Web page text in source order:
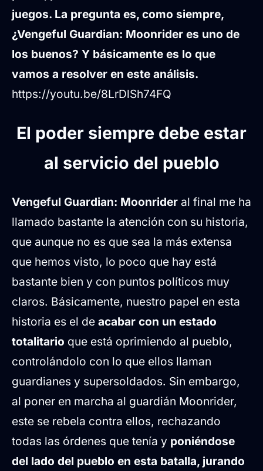
juegos. La pregunta es, como siempre,
¿Vengeful Guardian: Moonrider es uno de
los buenos? Y básicamente es lo que
vamos a resolver en este análisis.
https://youtu.be/8LrDlSh74FQ
El poder siempre debe estar
al servicio del pueblo
Vengeful Guardian: Moonrider al final me ha
llamado bastante la atención con su historia,
que aunque no es que sea la más extensa
que hemos visto, lo poco que hay está
bastante bien y con puntos políticos muy
claros. Básicamente, nuestro papel en esta
historia es el de acabar con un estado
totalitario que está oprimiendo al pueblo,
controlándolo con lo que ellos llaman
guardianes y supersoldados. Sin embargo,
al poner en marcha al guardián Moonrider,
este se rebela contra ellos, rechazando
todas las órdenes que tenía y poniéndose
del lado del pueblo en esta batalla, jurando